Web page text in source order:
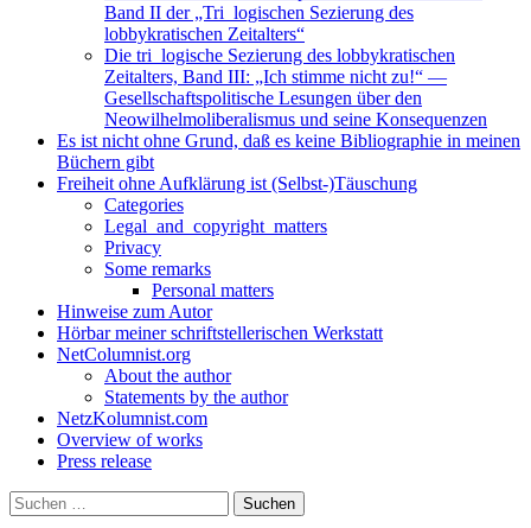
Band II der „Tri_logischen Sezierung des
lobbykratischen Zeitalters“
Die tri_logische Sezierung des lobbykratischen
Zeitalters, Band III: „Ich stimme nicht zu!“ —
Gesellschaftspolitische Lesungen über den
Neowilhelmoliberalismus und seine Konsequenzen
Es ist nicht ohne Grund, daß es keine Bibliographie in meinen
Büchern gibt
Freiheit ohne Aufklärung ist (Selbst-)Täuschung
Categories
Legal_and_copyright_matters
Privacy
Some remarks
Personal matters
Hinweise zum Autor
Hörbar meiner schriftstellerischen Werkstatt
NetColumnist.org
About the author
Statements by the author
NetzKolumnist.com
Overview of works
Press release
Suchen
nach: